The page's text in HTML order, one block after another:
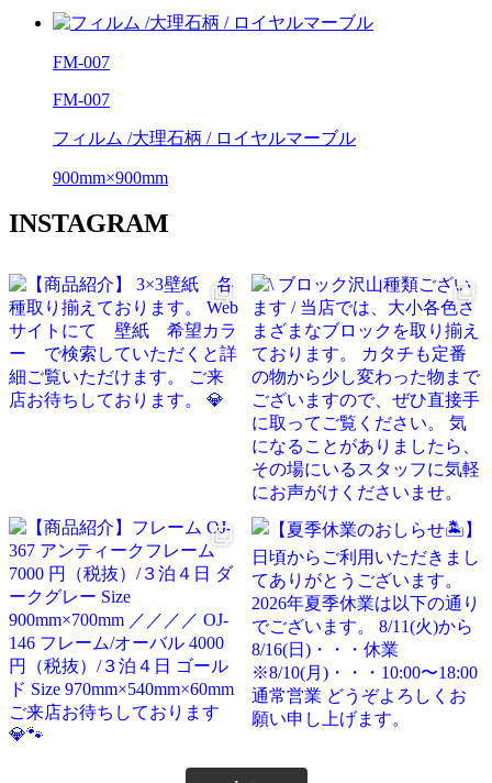
FM-007
FM-007
フィルム /大理石柄 / ロイヤルマーブル
900mm×900mm
INSTAGRAM